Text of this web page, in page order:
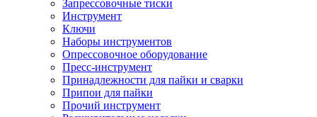
Запрессовочные тиски
Инструмент
Ключи
Наборы инструментов
Опрессовочное оборудование
Пресс-инструмент
Принадлежности для пайки и сварки
Припои для пайки
Прочий инструмент